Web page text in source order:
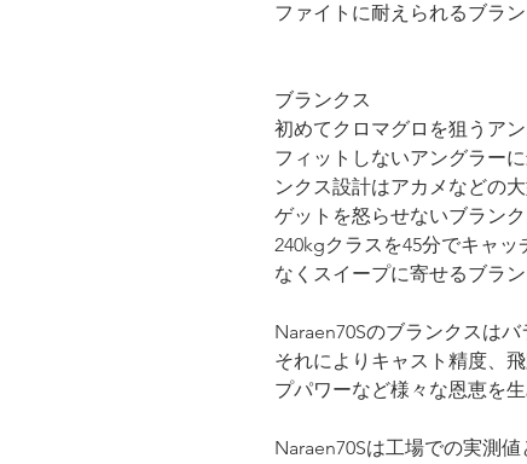
ファイトに耐えられるブラ
ブランクス
初めてクロマグロを狙うア
フィットしないアングラー
ンクス設計はアカメなどの
ゲットを怒らせないブラン
240kgクラスを45分でキャ
なくスイープに寄せるブラ
Naraen70Sのブランクスは
それによりキャスト精度、
プパワーなど様々な恩恵を
Naraen70Sは工場での実測